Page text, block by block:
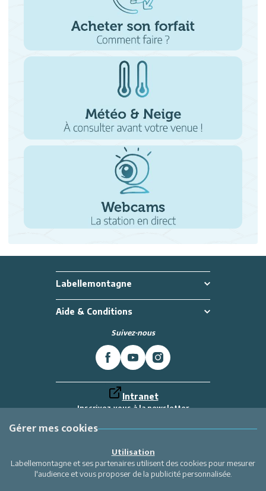
Labellemontagne
Aide & Conditions
Suivez-nous
Intranet
Inscrivez-vous à la newsletter
Labellemontagne
Gérer mes cookies
Utilisation
Labellemontagne et ses partenaires utilisent des cookies pour mesurer
l'audience et vous proposer de la publicité personnalisée.